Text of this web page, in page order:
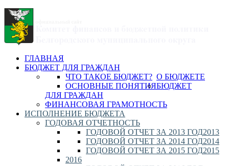
ГЛАВНАЯ
БЮДЖЕТ ДЛЯ ГРАЖДАН
О БЮДЖЕТЕ
ЧТО ТАКОЕ БЮДЖЕТ?
ОСНОВНЫЕ ПОНЯТИЯБЮДЖЕТ
ДЛЯ ГРАЖДАН
ФИНАНСОВАЯ ГРАМОТНОСТЬ
ИСПОЛНЕНИЕ БЮДЖЕТА
ГОДОВАЯ ОТЧЕТНОСТЬ
2013
ГОДОВОЙ ОТЧЕТ ЗА 2013 ГОД
2014
ГОДОВОЙ ОТЧЕТ ЗА 2014 ГОД
2015
ГОДОВОЙ ОТЧЕТ ЗА 2015 ГОД
2016